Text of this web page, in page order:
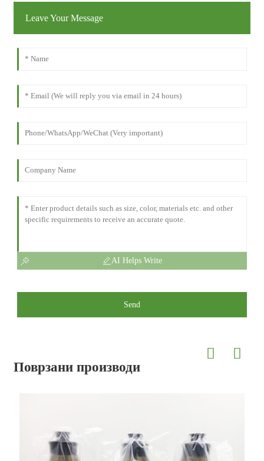
Leave Your Message
AI Helps Write
Send
Поврзани производи